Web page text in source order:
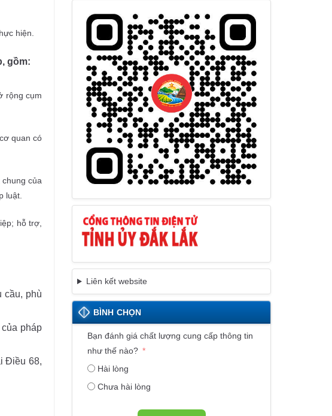
hiện.
gồm:
rộng cụm
quan có
của
luật.
hỗ trợ,
cầu, phù
pháp
Điều 68,
Liên kết website
BÌNH CHỌN
Bạn đánh giá chất lượng cung cấp thông tin
như thế nào?
Hài lòng
Chưa hài lòng